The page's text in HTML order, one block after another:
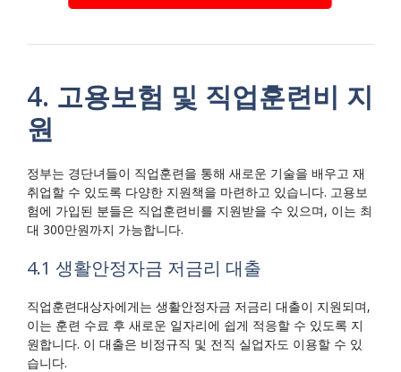
4. 고용보험 및 직업훈련비 지
원
정부는 경단녀들이 직업훈련을 통해 새로운 기술을 배우고 재
취업할 수 있도록 다양한 지원책을 마련하고 있습니다. 고용보
험에 가입된 분들은 직업훈련비를 지원받을 수 있으며, 이는 최
대 300만원까지 가능합니다.
4.1 생활안정자금 저금리 대출
직업훈련대상자에게는 생활안정자금 저금리 대출이 지원되며,
이는 훈련 수료 후 새로운 일자리에 쉽게 적응할 수 있도록 지
원합니다. 이 대출은 비정규직 및 전직 실업자도 이용할 수 있
습니다.